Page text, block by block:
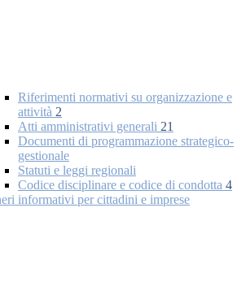
Riferimenti normativi su organizzazione e
attività 2
Atti amministrativi generali 21
Documenti di programmazione strategico-
gestionale
Statuti e leggi regionali
Codice disciplinare e codice di condotta 4
informativi per cittadini e imprese